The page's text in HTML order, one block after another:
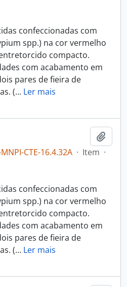
confeccionadas com
spp.) na cor vermelho
compacto.
com acabamento em
pares de fieira de
(… Ler mais
CTE-16.4.32A · Item ·
confeccionadas com
spp.) na cor vermelho
compacto.
com acabamento em
pares de fieira de
(… Ler mais